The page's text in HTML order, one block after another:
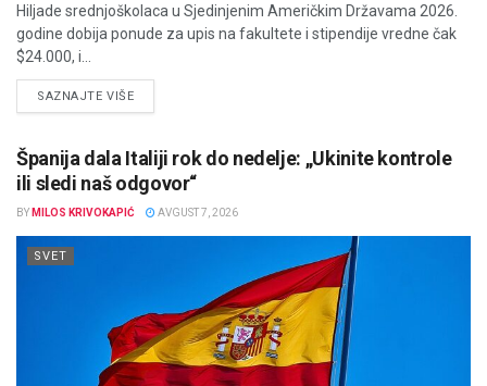
Hiljade srednjoškolaca u Sjedinjenim Američkim Državama 2026.
godine dobija ponude za upis na fakultete i stipendije vredne čak
$24.000, i...
SAZNAJTE VIŠEDETAILS
Španija dala Italiji rok do nedelje: „Ukinite kontrole
ili sledi naš odgovor“
BY MILOS KRIVOKAPIĆ AVGUST 7, 2026
SVET